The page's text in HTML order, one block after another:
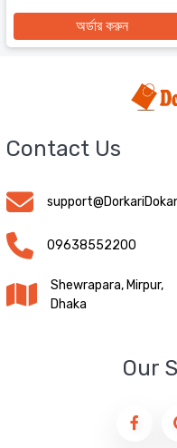
অর্ডার করুন
Contact Us
09638552200
Shewrapara, Mirpur,
Dhaka
Our